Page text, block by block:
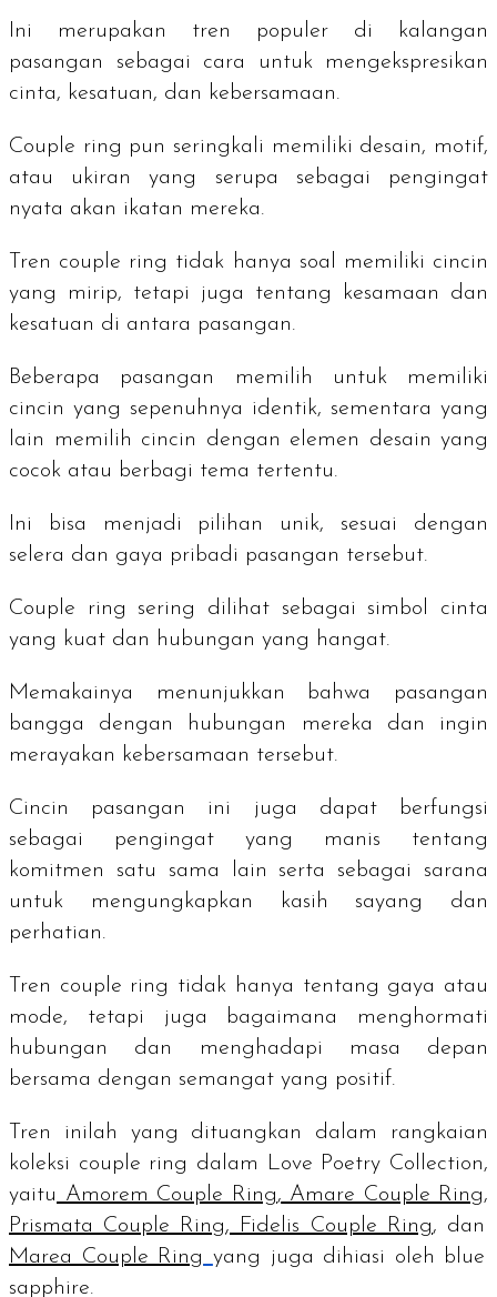
Ini merupakan tren populer di kalangan
pasangan sebagai cara untuk mengekspresikan
cinta, kesatuan, dan kebersamaan.
Couple ring pun seringkali memiliki desain, motif,
atau ukiran yang serupa sebagai pengingat
nyata akan ikatan mereka.
Tren couple ring tidak hanya soal memiliki cincin
yang mirip, tetapi juga tentang kesamaan dan
kesatuan di antara pasangan.
Beberapa pasangan memilih untuk memiliki
cincin yang sepenuhnya identik, sementara yang
lain memilih cincin dengan elemen desain yang
cocok atau berbagi tema tertentu.
Ini bisa menjadi pilihan unik, sesuai dengan
selera dan gaya pribadi pasangan tersebut.
Couple ring sering dilihat sebagai simbol cinta
yang kuat dan hubungan yang hangat.
Memakainya menunjukkan bahwa pasangan
bangga dengan hubungan mereka dan ingin
merayakan kebersamaan tersebut.
Cincin pasangan ini juga dapat berfungsi
sebagai pengingat yang manis tentang
komitmen satu sama lain serta sebagai sarana
untuk mengungkapkan kasih sayang dan
perhatian.
Tren couple ring tidak hanya tentang gaya atau
mode, tetapi juga bagaimana menghormati
hubungan dan menghadapi masa depan
bersama dengan semangat yang positif.
Tren inilah yang dituangkan dalam rangkaian
koleksi couple ring dalam Love Poetry Collection,
yaitu Amorem Couple Ring, Amare Couple Ring,
Prismata Couple Ring, Fidelis Couple Ring, dan
Marea Couple Ring yang juga dihiasi oleh blue
sapphire.